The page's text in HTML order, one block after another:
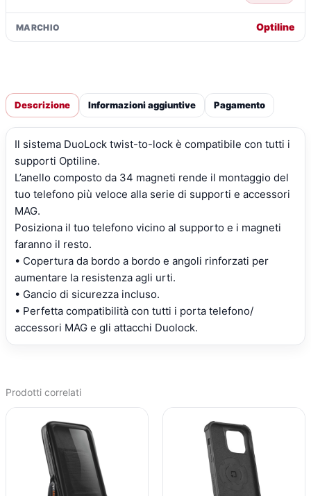
MARCHIO Optiline
Descrizione Informazioni aggiuntive Pagamento
Il sistema DuoLock twist-to-lock è compatibile con tutti i
supporti Optiline.
L’anello composto da 34 magneti rende il montaggio del
tuo telefono più veloce alla serie di supporti e accessori
MAG.
Posiziona il tuo telefono vicino al supporto e i magneti
faranno il resto.
• Copertura da bordo a bordo e angoli rinforzati per
aumentare la resistenza agli urti.
• Gancio di sicurezza incluso.
• Perfetta compatibilità con tutti i porta telefono/
accessori MAG e gli attacchi Duolock.
Prodotti correlati
PREZZO
ORIGINALE
ERA:
€31,11.
È:
€23,92.
PREZZO
ORIGINALE
ERA:
€32,09.